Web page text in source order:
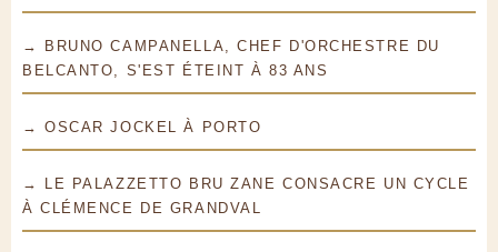
→ BRUNO CAMPANELLA, CHEF D'ORCHESTRE DU
BELCANTO, S'EST ÉTEINT À 83 ANS
→ OSCAR JOCKEL À PORTO
→ LE PALAZZETTO BRU ZANE CONSACRE UN CYCLE
À CLÉMENCE DE GRANDVAL